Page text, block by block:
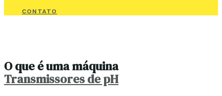
CONTATO
O que é uma máquina
Transmissores de pH